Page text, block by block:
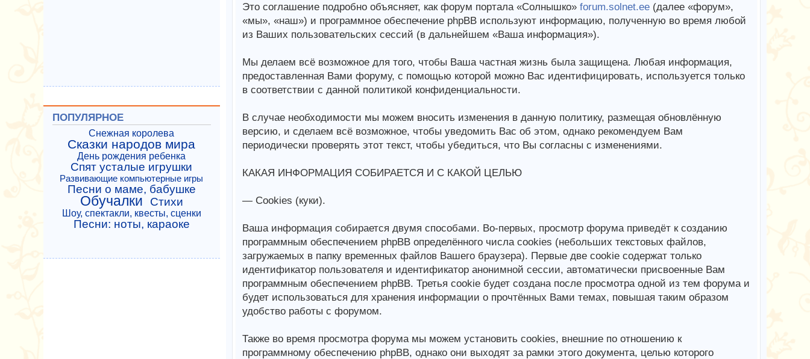
Это соглашение подробно объясняет, как форум портала «Солнышко» forum.solnet.ee(далее «форум»,
«мы», «наш») и программное обеспечение phpBB используют информацию, полученную во время любой
из Ваших пользовательских сессий (в дальнейшем «Ваша информация»).
Мы делаем всё возможное для того, чтобы Ваша частная жизнь была защищена. Любая информация,
предоставленная Вами форуму, с помощью которой можно Вас идентифицировать, используется только
в соответствии с данной политикой конфиденциальности.
В случае необходимости мы можем вносить изменения в данную политику, размещая обновлённую
версию, и сделаем всё возможное, чтобы уведомить Вас об этом, однако рекомендуем Вам
периодически проверять этот текст, чтобы убедиться, что Вы согласны с изменениями.
КАКАЯ ИНФОРМАЦИЯ СОБИРАЕТСЯ И С КАКОЙ ЦЕЛЬЮ
— Cookies (куки).
Ваша информация собирается двумя способами. Во-первых, просмотр форума приведёт к созданию
программным обеспечением phpBB определённого числа cookies (небольших текстовых файлов,
загружаемых в папку временных файлов Вашего браузера). Первые две cookie содержат только
идентификатор пользователя и идентификатор анонимной сессии, автоматически присвоенные Вам
программным обеспечением phpBB. Третья cookie будет создана после просмотра одной из тем форума и
будет использоваться для хранения информации о прочтённых Вами темах, повышая таким образом
удобство работы с форумом.
Также во время просмотра форума мы можем установить cookies, внешние по отношению к
программному обеспечению phpBB, однако они выходят за рамки этого документа, целью которого
ПОПУЛЯРНОЕ
Снежная королева
Сказки народов мира
День рождения ребенка
Спят усталые игрушки
Развивающие компьютерные игры
Песни о маме, бабушке
Обучалки Стихи
Шоу, спектакли, квесты, сценки
Песни: ноты, караоке